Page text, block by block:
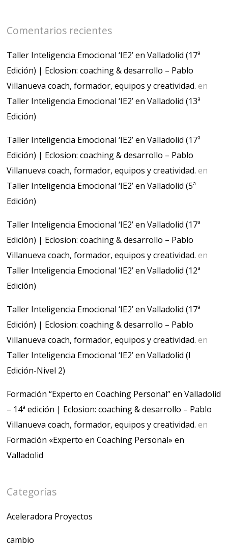
Comentarios recientes
Taller Inteligencia Emocional ‘IE2’ en Valladolid (17ª
Edición) | Eclosion: coaching & desarrollo – Pablo
Villanueva coach, formador, equipos y creatividad. en
Taller Inteligencia Emocional ‘IE2’ en Valladolid (13ª
Edición)
Taller Inteligencia Emocional ‘IE2’ en Valladolid (17ª
Edición) | Eclosion: coaching & desarrollo – Pablo
Villanueva coach, formador, equipos y creatividad. en
Taller Inteligencia Emocional ‘IE2’ en Valladolid (5ª
Edición)
Taller Inteligencia Emocional ‘IE2’ en Valladolid (17ª
Edición) | Eclosion: coaching & desarrollo – Pablo
Villanueva coach, formador, equipos y creatividad. en
Taller Inteligencia Emocional ‘IE2’ en Valladolid (12ª
Edición)
Taller Inteligencia Emocional ‘IE2’ en Valladolid (17ª
Edición) | Eclosion: coaching & desarrollo – Pablo
Villanueva coach, formador, equipos y creatividad. en
Taller Inteligencia Emocional ‘IE2’ en Valladolid (I
Edición-Nivel 2)
Formación “Experto en Coaching Personal” en Valladolid
– 14ª edición | Eclosion: coaching & desarrollo – Pablo
Villanueva coach, formador, equipos y creatividad. en
Formación «Experto en Coaching Personal» en
Valladolid
Categorías
Aceleradora Proyectos
cambio